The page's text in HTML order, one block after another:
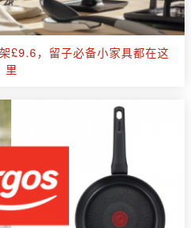
£9.6，留子必备小家具都在这
里